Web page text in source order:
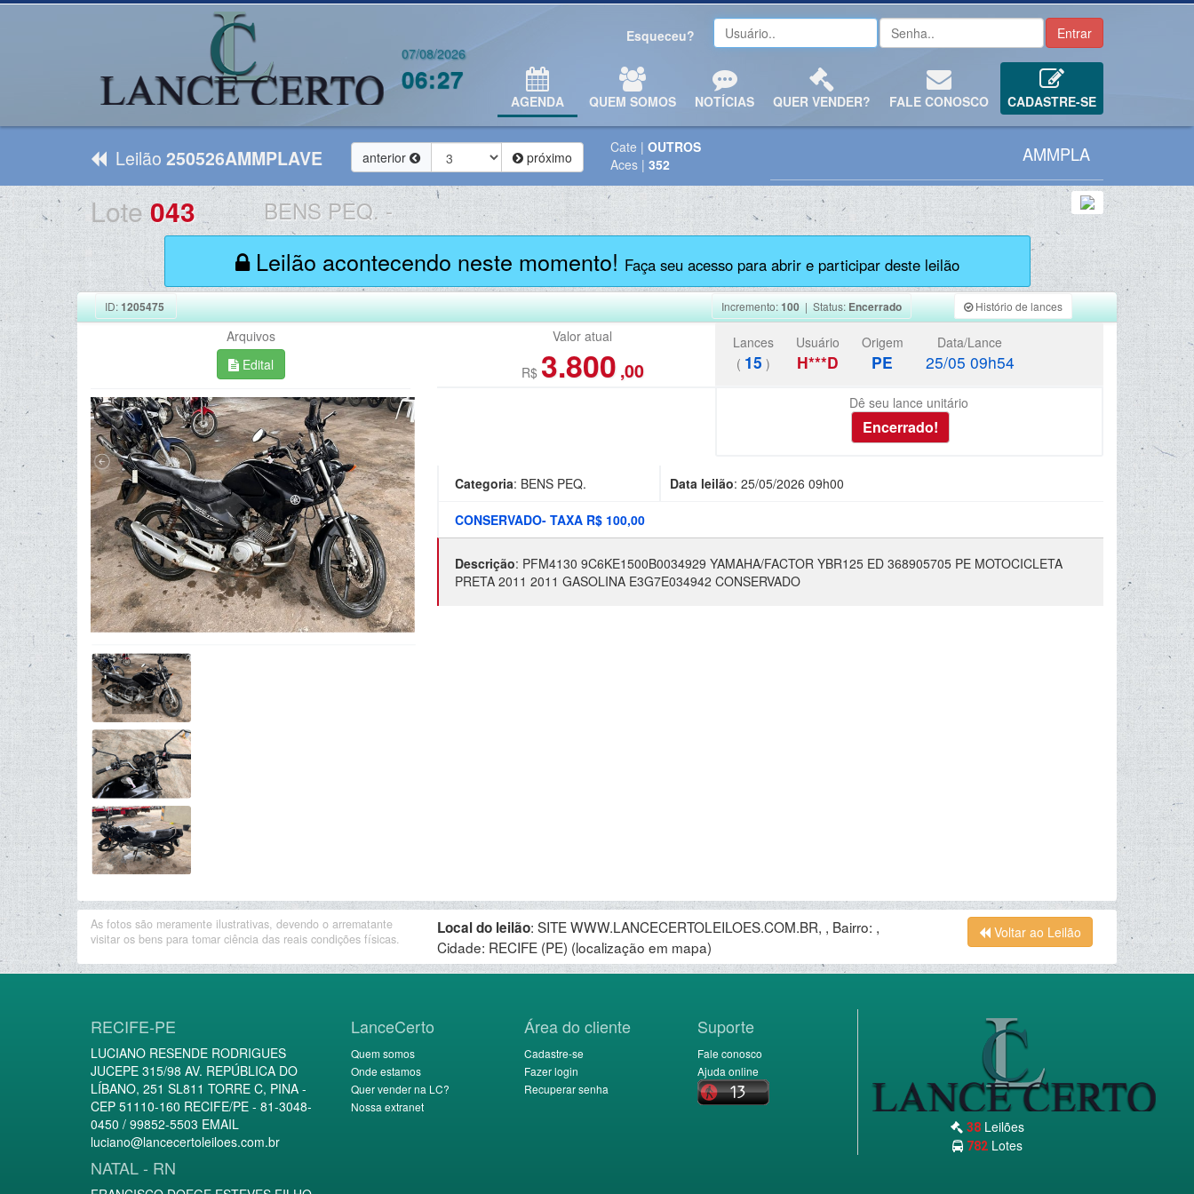
07/08/2026
06:27
Esqueceu?
AGENDA QUEM SOMOS NOTÍCIAS QUER VENDER? FALE CONOSCO CADASTRE-SE
Leilão 250526AMMPLAVE anterior próximo
Cate | OUTROS
Aces | 352 AMMPLA
Lote043 BENS PEQ. -
Leilão acontecendo neste momento! Faça seu acesso para abrir e participar deste leilão
ID:1205475 Incremento:100 | Status:Encerrado Histório de lances
Arquivos
Edital
Valor atual
R$ 3.800 ,00
Lances
( 15 )
Usuário
H***D
Origem
PE
Data/Lance
25/05 09h54
Dê seu lance unitário
Categoria: BENS PEQ. Data leilão: 25/05/2026 09h00
CONSERVADO- TAXA R$ 100,00
Descrição: PFM4130 9C6KE1500B0034929 YAMAHA/FACTOR YBR125 ED 368905705 PE MOTOCICLETA
PRETA 2011 2011 GASOLINA E3G7E034942 CONSERVADO
As fotos são meramente ilustrativas, devendo o arrematante
visitar os bens para tomar ciência das reais condições físicas.
Local do leilão: SITE WWW.LANCECERTOLEILOES.COM.BR, , Bairro: ,
Cidade: RECIFE (PE) (localização em mapa)
Voltar ao Leilão
RECIFE-PE
LUCIANO RESENDE RODRIGUES
JUCEPE 315/98 AV. REPÚBLICA DO
LÍBANO, 251 SL811 TORRE C, PINA -
CEP 51110-160 RECIFE/PE - 81-3048-
0450 / 99852-5503 EMAIL
luciano@lancecertoleiloes.com.br
NATAL - RN
LanceCerto
Quem somos
Onde estamos
Quer vender na LC?
Nossa extranet
Área do cliente
Cadastre-se
Fazer login
Recuperar senha
Suporte
Fale conosco
Ajuda online
38Leilões
782Lotes